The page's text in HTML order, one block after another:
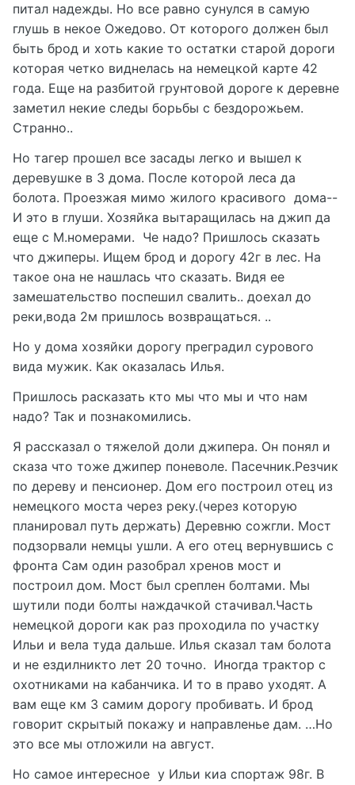
питал надежды. Но все равно сунулся в самую
глушь в некое Ожедово. От которого должен был
быть брод и хоть какие то остатки старой дороги
которая четко виднелась на немецкой карте 42
года. Еще на разбитой грунтовой дороге к деревне
заметил некие следы борьбы с бездорожьем.
Странно..
Но тагер прошел все засады легко и вышел к
деревушке в 3 дома. После которой леса да
болота. Проезжая мимо жилого красивого дома--
И это в глуши. Хозяйка вытаращилась на джип да
еще с М.номерами. Че надо? Пришлось сказать
что джиперы. Ищем брод и дорогу 42г в лес. На
такое она не нашлась что сказать. Видя ее
замешательство поспешил свалить.. доехал до
реки,вода 2м пришлось возвращаться. ..
Но у дома хозяйки дорогу преградил сурового
вида мужик. Как оказалась Илья.
Пришлось расказать кто мы что мы и что нам
надо? Так и познакомились.
Я рассказал о тяжелой доли джипера. Он понял и
сказа что тоже джипер поневоле. Пасечник.Резчик
по дереву и пенсионер. Дом его построил отец из
немецкого моста через реку.(через которую
планировал путь держать) Деревню сожгли. Мост
подзорвали немцы ушли. А его отец вернувшись с
фронта Сам один разобрал хренов мост и
построил дом. Мост был среплен болтами. Мы
шутили поди болты наждачкой стачивал.Часть
немецкой дороги как раз проходила по участку
Ильи и вела туда дальше. Илья сказал там болота
и не ездилникто лет 20 точно. Иногда трактор с
охотниками на кабанчика. И то в право уходят. А
вам еще км 3 самим дорогу пробивать. И брод
говорит скрытый покажу и направленье дам. …Но
это все мы отложили на август.
Но самое интересное у Ильи киа спортаж 98г. В